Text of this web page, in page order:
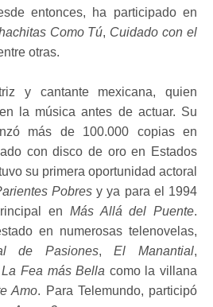
entonces, ha participado en
Como Tú, Cuidado con el
otras.
y cantante mexicana, quien
la música antes de actuar. Su
más de 100.000 copias en
con disco de oro en Estados
su primera oportunidad actoral
Pobres y ya para el 1994
en Más Allá del Puente.
en numerosas telenovelas,
de Pasiones,El Manantial,
La Fea más Bella como la villana
Amo. Para Telemundo, participó